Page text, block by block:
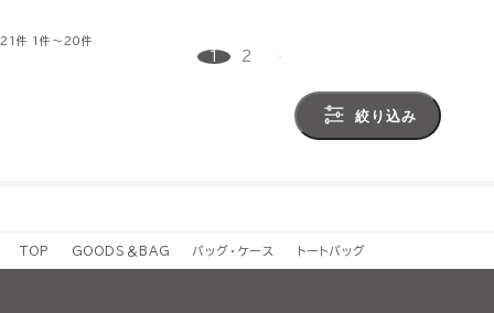
21件 1件～20件
1 2
絞り込み
TOP GOODS＆BAG バッグ・ケース トートバッグ